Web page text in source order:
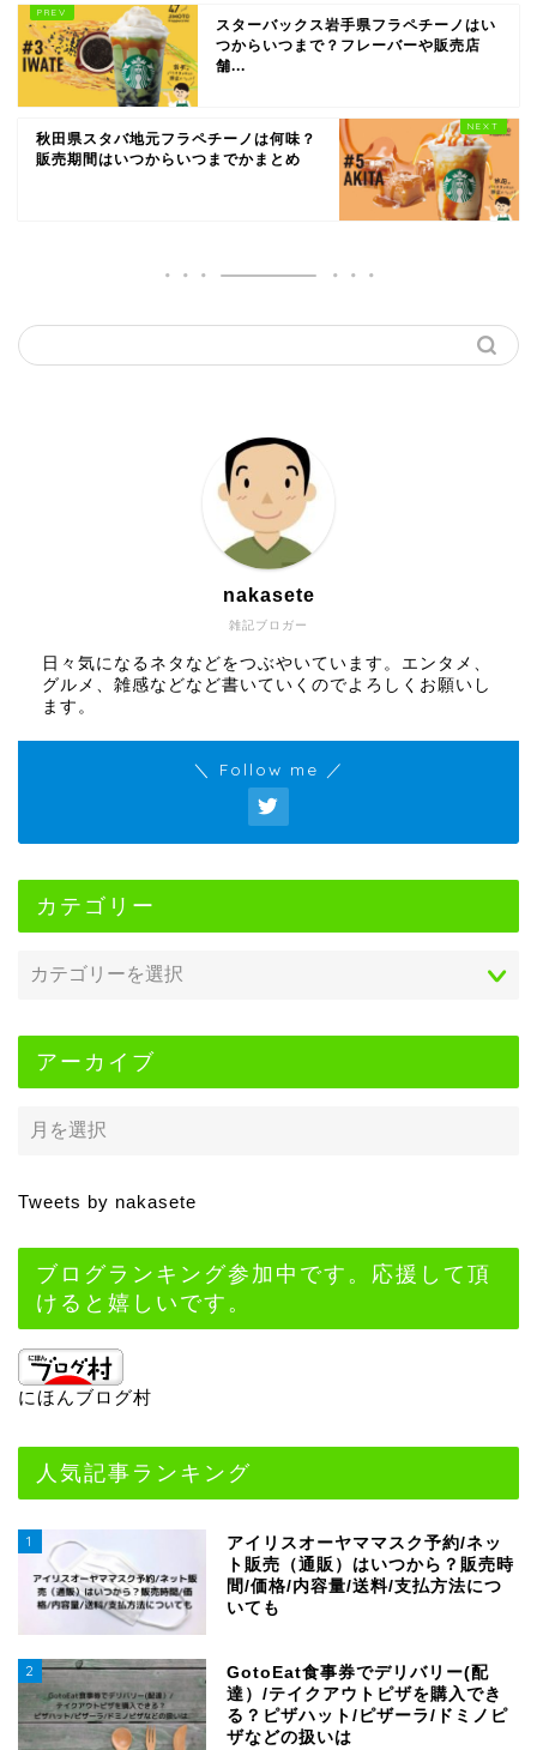
スターバックス岩手県フラペチーノはい
つからいつまで？フレーバーや販売店
舗...
秋田県スタバ地元フラペチーノは何味？
販売期間はいつからいつまでかまとめ
雑記ブロガー
nakasete
日々気になるネタなどをつぶやいています。エンタメ、
グルメ、雑感などなど書いていくのでよろしくお願いし
ます。
＼ Follow me ／
カテゴリー
アーカイブ
Tweets by nakasete
ブログランキング参加中です。応援して頂
けると嬉しいです。
にほんブログ村
人気記事ランキング
1
アイリスオーヤママスク予約/ネッ
ト販売（通販）はいつから？販売時
間/価格/内容量/送料/支払方法につ
いても
2
GotoEat食事券でデリバリー(配
達）/テイクアウトピザを購入でき
る？ピザハット/ピザーラ/ドミノピ
ザなどの扱いは